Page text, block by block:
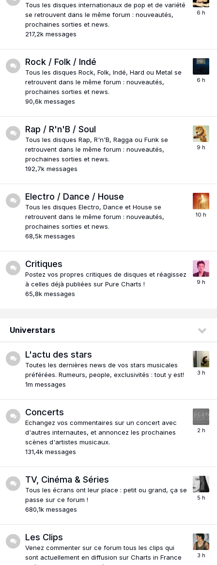
Tous les disques internationaux de pop et de variété
se retrouvent dans le même forum : nouveautés,
prochaines sorties et news.
217,2k messages
Rock / Folk / Indé
Tous les disques Rock, Folk, Indé, Hard ou Metal se
retrouvent dans le même forum : nouveautés,
prochaines sorties et news.
90,6k messages
Rap / R'n'B / Soul
Tous les disques Rap, R'n'B, Ragga ou Funk se
retrouvent dans le même forum : nouveautés,
prochaines sorties et news.
192,7k messages
Electro / Dance / House
Tous les disques Electro, Dance et House se
retrouvent dans le même forum : nouveautés,
prochaines sorties et news.
68,5k messages
Critiques
Postez vos propres critiques de disques et réagissez
à celles déjà publiées sur Pure Charts !
65,8k messages
Universtars
L'actu des stars
Toutes les dernières news de vos stars musicales
préférées. Rumeurs, people, exclusivités : tout y est!
1m messages
Concerts
Echangez vos commentaires sur un concert avec
d'autres internautes, et annoncez les prochaines
scènes d'artistes musicaux.
131,4k messages
TV, Cinéma & Séries
Tous les écrans ont leur place : petit ou grand, ça se
passe sur ce forum !
680,1k messages
Les Clips
Venez commenter sur ce forum tous les clips qui
sont actuellement en diffusion sur Charts in France